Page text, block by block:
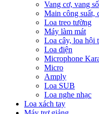
Vang cơ, vang số
Main công suất,
Loa treo tường
Máy làm mát
Loa cây, loa hội
Loa điện
Microphone
Micro
Amply
Loa SUB
Loa nghe nhạc
Loa xách tay